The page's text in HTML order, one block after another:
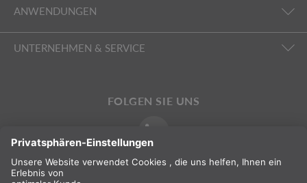
ANWENDUNGEN
UNTERNEHMEN & SERVICE
FOLGEN SIE UNS